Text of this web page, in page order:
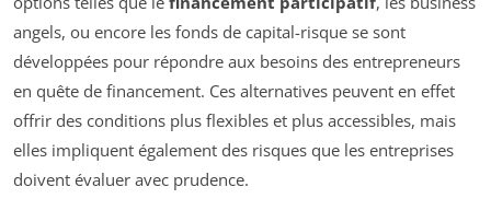
angels, ou encore les fonds de capital-risque se sont
développées pour répondre aux besoins des entrepreneurs
en quête de financement. Ces alternatives peuvent en effet
offrir des conditions plus flexibles et plus accessibles, mais
elles impliquent également des risques que les entreprises
doivent évaluer avec prudence.